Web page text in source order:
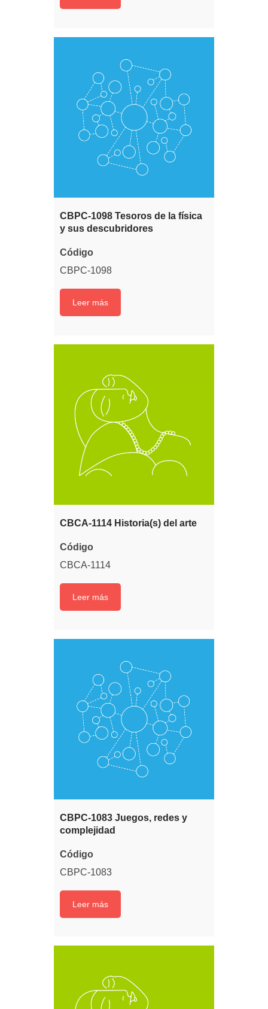
CBPC-1098 Tesoros de la física
y sus descubridores
Código
CBPC-1098
Leer más
CBCA-1114 Historia(s) del arte
Código
CBCA-1114
Leer más
CBPC-1083 Juegos, redes y
complejidad
Código
CBPC-1083
Leer más